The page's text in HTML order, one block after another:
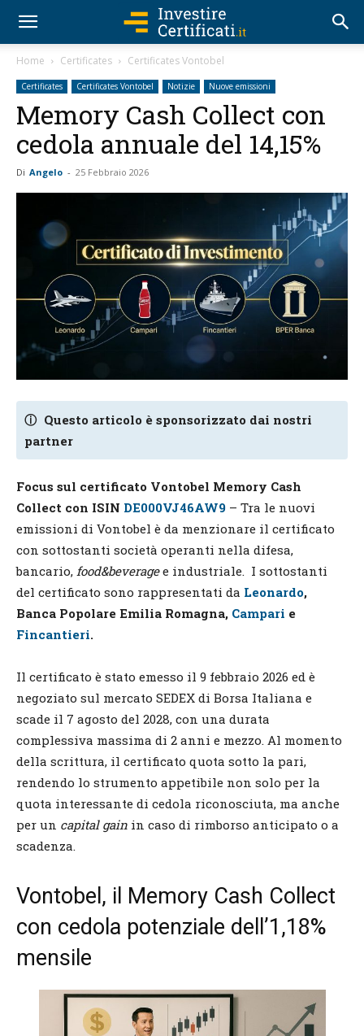
Home Certificates Certificates Vontobel
Certificates Certificates Vontobel Notizie Nuove emissioni
Memory Cash Collect con
cedola annuale del 14,15%
Di Angelo - 25 Febbraio 2026
ⓘ Questo articolo è sponsorizzato dai nostri
partner
Focus sul certificato Vontobel Memory Cash
Collect con ISIN DE000VJ46AW9 – Tra le nuovi
emissioni di Vontobel è da menzionare il certificato
con sottostanti società operanti nella difesa,
bancario, food&beveragee industriale. I sottostanti
del certificato sono rappresentati da Leonardo,
Banca Popolare Emilia Romagna, Campari e
Fincantieri.
Il certificato è stato emesso il 9 febbraio 2026 ed è
negoziato sul mercato SEDEX di Borsa Italiana e
scade il 7 agosto del 2028, con una durata
complessiva massima di 2 anni e mezzo. Al momento
della scrittura, il certificato quota sotto la pari,
rendendo lo strumento appetibile non solo per la
quota interessante di cedola riconosciuta, ma anche
per un capital gain in caso di rimborso anticipato o a
scadenza.
Vontobel, il Memory Cash Collect
con cedola potenziale dell’1,18%
mensile